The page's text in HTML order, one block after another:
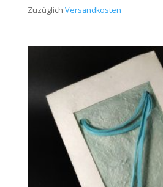
Zuzüglich Versandkosten